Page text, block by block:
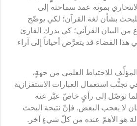
علم الانتحاري بموته عمد سماحته إلى
بشأن لغة القرآن؛ لكي يوضّح
من البيان القرآني؛ كي يدرك القارئ
الفضاء قد يتعرَّض أحياناً إلى آراء
للاحتياط العلمي من جهةٍ،
تجنُّب استعمال العبارات الاستفزازية
توصّل إلى رأيٍ خاصّ عبَّر عنه
لا يعجب البعض. فإنّ نتيجة البحث
هو الأهمّ عنده من كلّ شيءٍ آخر.